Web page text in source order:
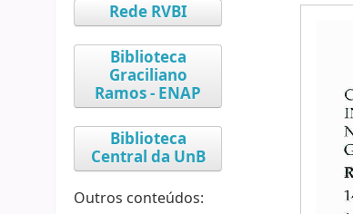
Rede RVBI
Biblioteca
Graciliano
Ramos - ENAP
Biblioteca
Central da UnB
Outros conteúdos: